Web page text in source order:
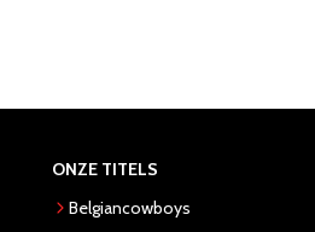
ONZE TITELS
Belgiancowboys